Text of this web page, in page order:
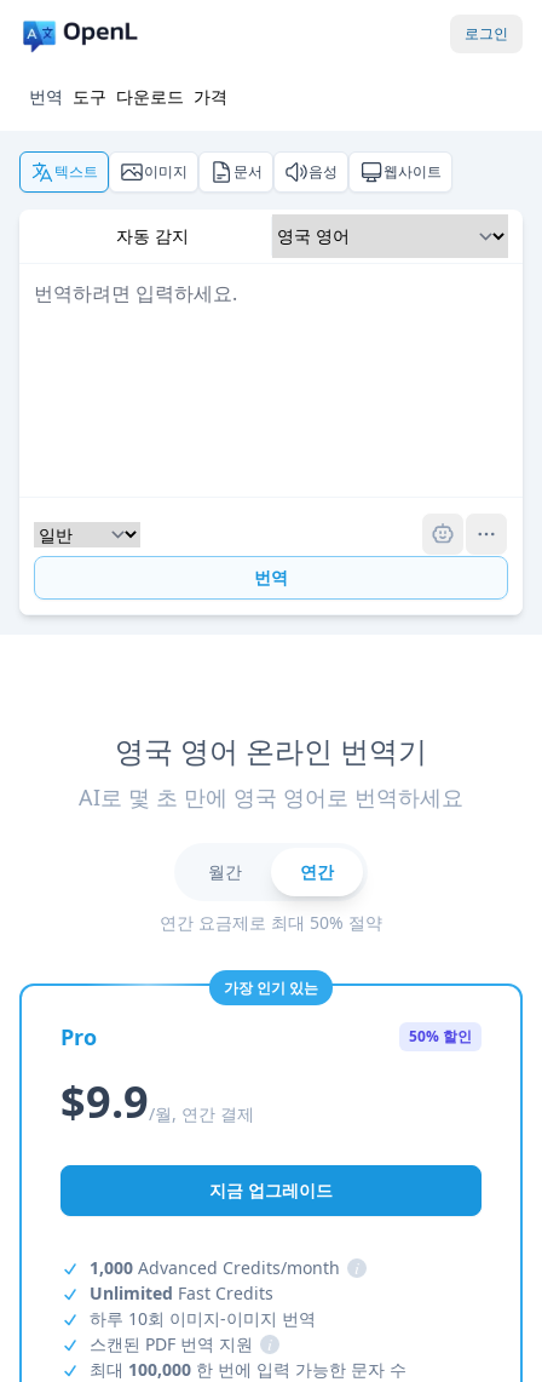
로그인
번역 도구 다운로드 가격
텍스트 이미지 문서 음성 웹사이트
자동 감지
번역
영국 영어 온라인 번역기
AI로 몇 초 만에 영국 영어로 번역하세요
월간 연간
연간 요금제로 최대 50% 절약
가장 인기 있는
Pro 50% 할인
$9.9/월, 연간 결제
지금 업그레이드
1,000 Advanced Credits/month
i
Unlimited Fast Credits
하루 10회 이미지-이미지 번역
스캔된 PDF 번역 지원
i
최대 100,000 한 번에 입력 가능한 문자 수